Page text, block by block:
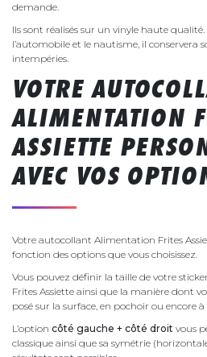
demande.
Ils sont réalisés sur un vinyle haute
l’automobile et le nautisme, il conservera
intempéries.
VOTRE
ALIMENTATION
ASSIETTE
AVEC VOS
Votre autocollant Alimentation Frites
fonction des options que vous choisissez.
Vous pouvez définir la taille de votre
Frites Assiette ainsi que la manière dont
posé sur la surface, en pochoir ou encore
L’option côté gauche + côté droit vous
classique ainsi que sa symétrie